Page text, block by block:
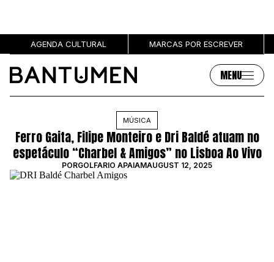
AGENDA CULTURAL MARCAS POR ESCREVER
MENU
MÚSICA
SOCIEDADE
CULTURA
Sobre
SOBRE NÓS
PUBLICIDADE
MÚSICA
Ferro Gaita, Filipe Monteiro e Dri Baldé atuam no
espetáculo “Charbel & Amigos” no Lisboa Ao Vivo
PORGOLFARIO APAIAMAUGUST 12, 2025